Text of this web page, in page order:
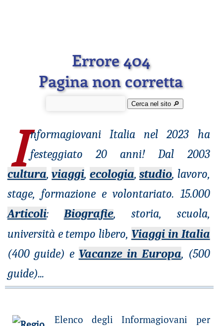
Errore 404
Pagina non corretta
Cerca nel sito 🔎︎
I nformagiovaniItalia nel 2023 ha
festeggiato 20 anni! Dal 2003
cultura,viaggi, ecologia,studio, lavoro,
stage, formazione e volontariato. 15.000
Articoli: Biografie, storia, scuola,
università e tempo libero, Viaggi in Italia
(400 guide) e Vacanze in Europa, (500
guide)...
Elenco degli Informagiovani per